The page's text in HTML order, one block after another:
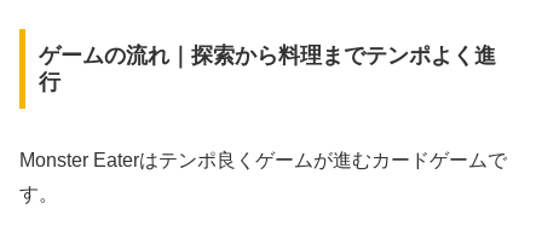
ゲームの流れ｜探索から料理までテンポよく進
行
Monster Eaterはテンポ良くゲームが進むカードゲームで
す。